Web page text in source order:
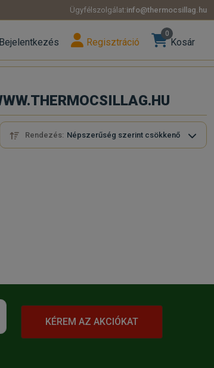
Ügyfélszolgálat:info@thermocsillag.hu
Bejelentkezés Regisztráció
0
Kosár
Rendezés: Népszerűség szerint csökkenő
KÉREM AZ AKCIÓKAT